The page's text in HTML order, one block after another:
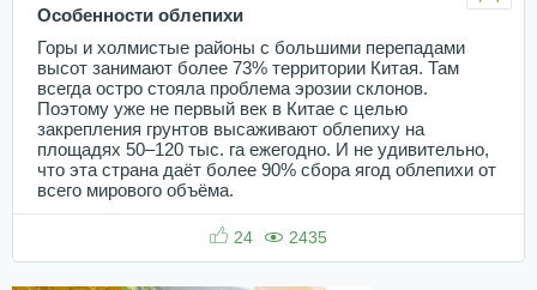
Особенности облепихи
Горы и холмистые районы с большими перепадами
высот занимают более 73% территории Китая. Там
всегда остро стояла проблема эрозии склонов.
Поэтому уже не первый век в Китае с целью
закрепления грунтов высаживают облепиху на
площадях 50–120 тыс. га ежегодно. И не удивительно,
что эта страна даёт более 90% сбора ягод облепихи от
всего мирового объёма.
24 2435